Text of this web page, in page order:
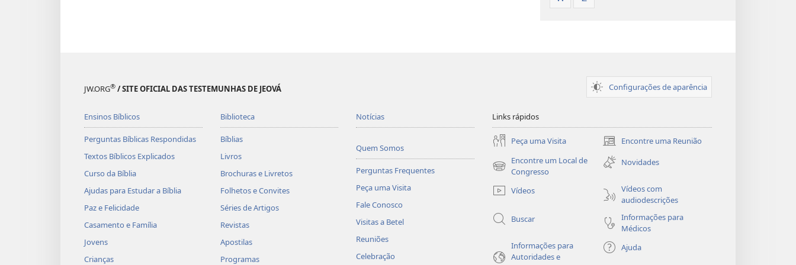
JW.ORG® / SITE OFICIAL DAS TESTEMUNHAS DE JEOVÁ Configurações de aparência
Ensinos Bíblicos
Perguntas Bíblicas Respondidas
Textos Bíblicos Explicados
Curso da Bíblia
Ajudas para Estudar a Bíblia
Paz e Felicidade
Casamento e Família
Jovens
Crianças
Biblioteca
Bíblias
Livros
Brochuras e Livretos
Folhetos e Convites
Séries de Artigos
Revistas
Apostilas
Programas
Notícias
Quem Somos
Perguntas Frequentes
Peça uma Visita
Fale Conosco
Visitas a Betel
Reuniões
Celebração
Links rápidos
Peça uma Visita Encontre uma Reunião
(abre
nova
janela)
Encontre um Local de
Congresso
(abre
janela)
Novidades
Vídeos
Vídeos com
audiodescrições
Buscar
Informações para
Médicos
Informações para
Autoridades e
Ajuda